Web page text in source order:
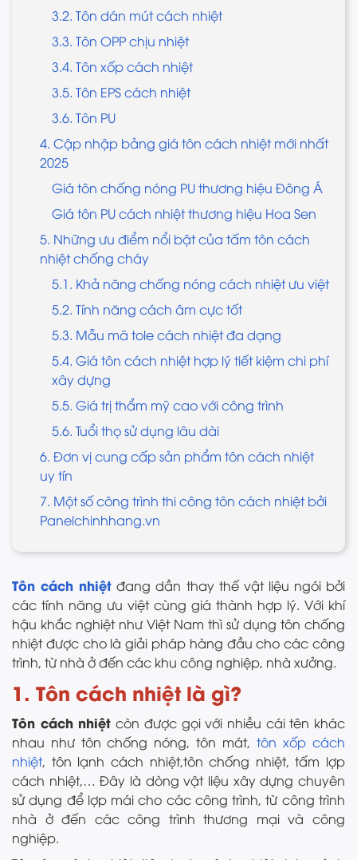
3.2. Tôn dán mút cách nhiệt
3.3. Tôn OPP chịu nhiệt
3.4. Tôn xốp cách nhiệt
3.5. Tôn EPS cách nhiệt
3.6. Tôn PU
4. Cập nhập bảng giá tôn cách nhiệt mới nhất
2025
Giá tôn chống nóng PU thương hiệu Đông Á
Giá tôn PU cách nhiệt thương hiệu Hoa Sen
5. Những ưu điểm nổi bật của tấm tôn cách
nhiệt chống cháy
5.1. Khả năng chống nóng cách nhiệt ưu việt
5.2. Tính năng cách âm cực tốt
5.3. Mẫu mã tole cách nhiệt đa dạng
5.4. Giá tôn cách nhiệt hợp lý tiết kiệm chi phí
xây dựng
5.5. Giá trị thẩm mỹ cao với công trình
5.6. Tuổi thọ sử dụng lâu dài
6. Đơn vị cung cấp sản phẩm tôn cách nhiệt
uy tín
7. Một số công trình thi công tôn cách nhiệt bởi
Panelchinhhang.vn
Tôn cách nhiệt đang dần thay thế vật liệu ngói bởi
các tính năng ưu việt cùng giá thành hợp lý. Với khí
hậu khắc nghiệt như Việt Nam thì sử dụng tôn chống
nhiệt được cho là giải pháp hàng đầu cho các công
trình, từ nhà ở đến các khu công nghiệp, nhà xưởng.
1. Tôn cách nhiệt là gì?
Tôn cách nhiệt còn được gọi với nhiều cái tên khác
nhau như tôn chống nóng, tôn mát, tôn xốp cách
nhiệt, tôn lạnh cách nhiệt,tôn chống nhiệt, tấm lợp
cách nhiệt,… Đây là dòng vật liệu xây dựng chuyên
sử dụng để lợp mái cho các công trình, từ công trình
nhà ở đến các công trình thương mại và công
nghiệp.